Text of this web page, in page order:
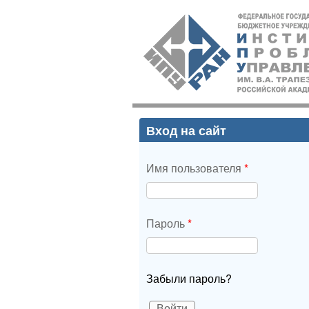
ИПУ
РАН
Вход на сайт
Имя пользователя *
Пароль*
Забыли пароль?